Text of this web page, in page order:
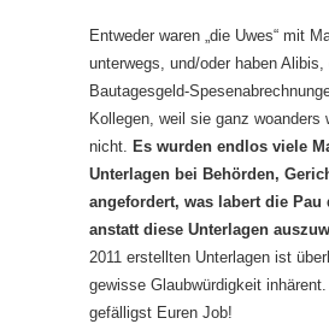
Entweder waren „die Uwes“ mit
unterwegs, und/oder haben Alibis,
Bautagesgeld-
Kollegen, weil sie ganz woanders
nicht. Es wurden endlos viele
Unterlagen bei Behörden,
angefordert, was labert die Pau
anstatt diese Unterlagen
2011 erstellten Unterlagen ist
gewisse Glaubwürdigkeit
gefälligst Euren Job!